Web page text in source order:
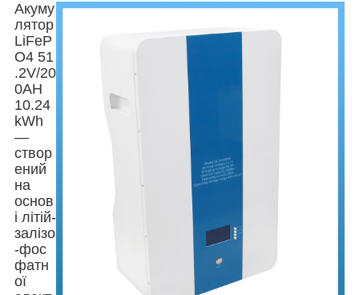
Акуму
лятор
LiFeP
O4 51
.2V/20
0AH
10.24
kWh
—
створ
ений
на
основ
і літій-
залізо
-фос
фатн
ої